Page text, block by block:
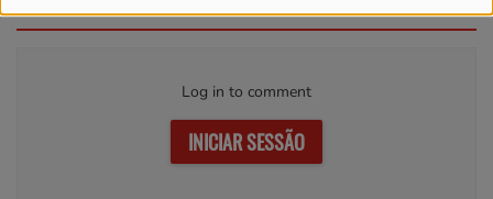
Log in to comment
INICIAR SESSÃO